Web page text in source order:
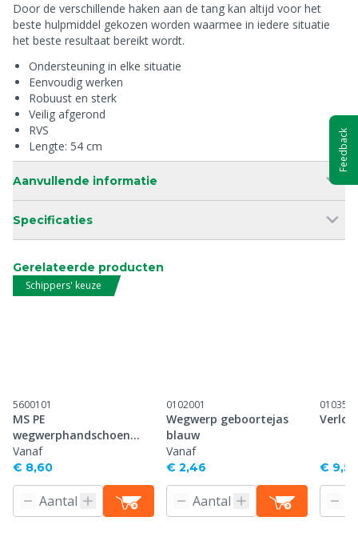
Door de verschillende haken aan de tang kan altijd voor het
beste hulpmiddel gekozen worden waarmee in iedere situatie
het beste resultaat bereikt wordt.
Ondersteuning in elke situatie
Eenvoudig werken
Robuust en sterk
Veilig afgerond
RVS
Lengte: 54 cm
Aanvullende informatie
Specificaties
Gerelateerde producten
Schippers' keuze
5600101
MS PE
wegwerphandschoen
groen lang, p/100
Vanaf
€ 8,60
0102001
Wegwerp geboortejas
blauw
Vanaf
€ 2,46
0103504
€ 9,55
Feedback